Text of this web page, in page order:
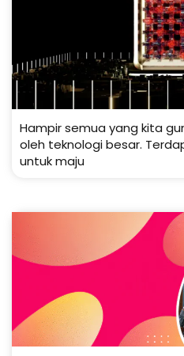
Hampir semua yang kita
oleh teknologi besar.
untuk maju